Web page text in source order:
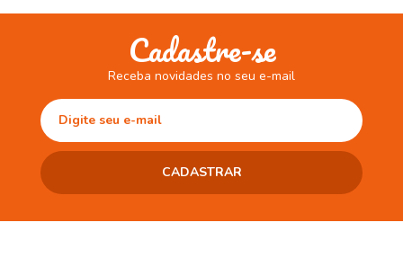
Cadastre-se
Receba novidades no seu e-mail